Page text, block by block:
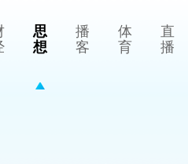
思
想
播
客
体
育
直
播